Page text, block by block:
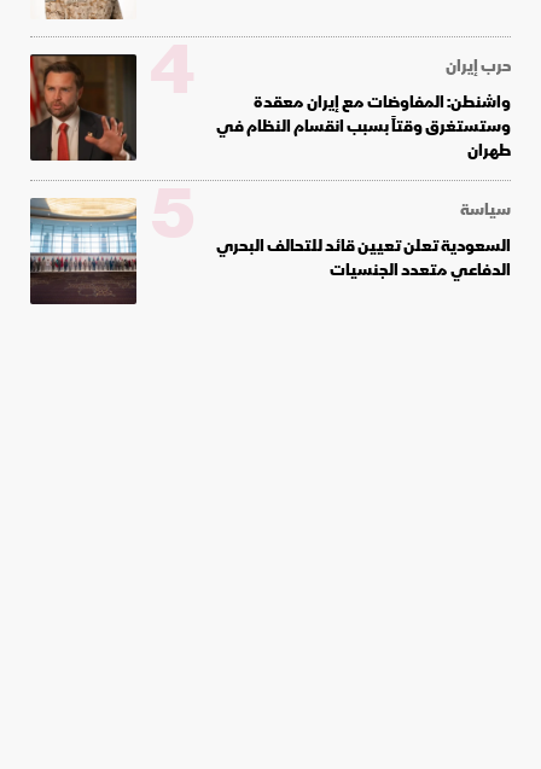
حرب إيران
واشنطن: المفاوضات مع إيران معقدة
وستستغرق وقتاً بسبب انقسام النظام في
طهران
4
سياسة
السعودية تعلن تعيين قائد للتحالف البحري
الدفاعي متعدد الجنسيات
5